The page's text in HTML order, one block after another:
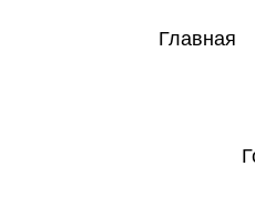
Главная